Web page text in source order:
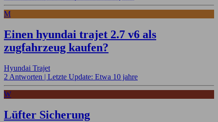
M
Einen hyundai trajet 2.7 v6 als
zugfahrzeug kaufen?
Hyundai Trajet
2 Antworten | Letzte Update: Etwa 10 jahre
W
Lüfter Sicherung